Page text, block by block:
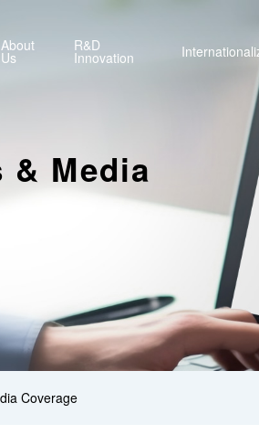
About
Us
R&D
Innovation
& Media
Coverage